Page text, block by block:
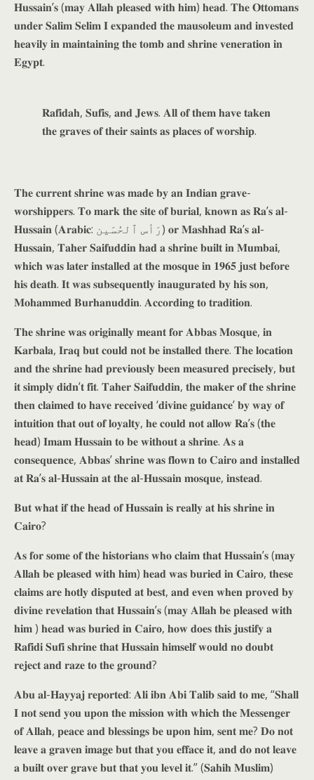
𝐇𝐮𝐬𝐬𝐚𝐢𝐧’𝐬 (𝐦𝐚𝐲 𝐀𝐥𝐥𝐚𝐡 𝐩𝐥𝐞𝐚𝐬𝐞𝐝 𝐰𝐢𝐭𝐡 𝐡𝐢𝐦) 𝐡𝐞𝐚𝐝. 𝐓𝐡𝐞 𝐎𝐭𝐭𝐨𝐦𝐚𝐧𝐬
𝐮𝐧𝐝𝐞𝐫 𝐒𝐚𝐥𝐢𝐦 𝐒𝐞𝐥𝐢𝐦 𝐈 𝐞𝐱𝐩𝐚𝐧𝐝𝐞𝐝 𝐭𝐡𝐞 𝐦𝐚𝐮𝐬𝐨𝐥𝐞𝐮𝐦 𝐚𝐧𝐝 𝐢𝐧𝐯𝐞𝐬𝐭𝐞𝐝
𝐡𝐞𝐚𝐯𝐢𝐥𝐲 𝐢𝐧 𝐦𝐚𝐢𝐧𝐭𝐚𝐢𝐧𝐢𝐧𝐠 𝐭𝐡𝐞 𝐭𝐨𝐦𝐛 𝐚𝐧𝐝 𝐬𝐡𝐫𝐢𝐧𝐞 𝐯𝐞𝐧𝐞𝐫𝐚𝐭𝐢𝐨𝐧 𝐢𝐧
𝐄𝐠𝐲𝐩𝐭.
𝐑𝐚𝐟𝐢𝐝𝐚𝐡, 𝐒𝐮𝐟𝐢𝐬, 𝐚𝐧𝐝 𝐉𝐞𝐰𝐬. 𝐀𝐥𝐥 𝐨𝐟 𝐭𝐡𝐞𝐦 𝐡𝐚𝐯𝐞 𝐭𝐚𝐤𝐞𝐧
𝐭𝐡𝐞 𝐠𝐫𝐚𝐯𝐞𝐬 𝐨𝐟 𝐭𝐡𝐞𝐢𝐫 𝐬𝐚𝐢𝐧𝐭𝐬 𝐚𝐬 𝐩𝐥𝐚𝐜𝐞𝐬 𝐨𝐟 𝐰𝐨𝐫𝐬𝐡𝐢𝐩.
𝐓𝐡𝐞 𝐜𝐮𝐫𝐫𝐞𝐧𝐭 𝐬𝐡𝐫𝐢𝐧𝐞 𝐰𝐚𝐬 𝐦𝐚𝐝𝐞 𝐛𝐲 𝐚𝐧 𝐈𝐧𝐝𝐢𝐚𝐧 𝐠𝐫𝐚𝐯𝐞-
𝐰𝐨𝐫𝐬𝐡𝐢𝐩𝐩𝐞𝐫𝐬. 𝐓𝐨 𝐦𝐚𝐫𝐤 𝐭𝐡𝐞 𝐬𝐢𝐭𝐞 𝐨𝐟 𝐛𝐮𝐫𝐢𝐚𝐥, 𝐤𝐧𝐨𝐰𝐧 𝐚𝐬 𝐑𝐚’𝐬 𝐚𝐥-
𝐇𝐮𝐬𝐬𝐚𝐢𝐧 (𝐀𝐫𝐚𝐛𝐢𝐜: رَأس ٱلحُسَين‎) 𝐨𝐫 𝐌𝐚𝐬𝐡𝐡𝐚𝐝 𝐑𝐚’𝐬 𝐚𝐥-
𝐇𝐮𝐬𝐬𝐚𝐢𝐧, 𝐓𝐚𝐡𝐞𝐫 𝐒𝐚𝐢𝐟𝐮𝐝𝐝𝐢𝐧 𝐡𝐚𝐝 𝐚 𝐬𝐡𝐫𝐢𝐧𝐞 𝐛𝐮𝐢𝐥𝐭 𝐢𝐧 𝐌𝐮𝐦𝐛𝐚𝐢,
𝐰𝐡𝐢𝐜𝐡 𝐰𝐚𝐬 𝐥𝐚𝐭𝐞𝐫 𝐢𝐧𝐬𝐭𝐚𝐥𝐥𝐞𝐝 𝐚𝐭 𝐭𝐡𝐞 𝐦𝐨𝐬𝐪𝐮𝐞 𝐢𝐧 𝟏𝟗𝟔𝟓 𝐣𝐮𝐬𝐭 𝐛𝐞𝐟𝐨𝐫𝐞
𝐡𝐢𝐬 𝐝𝐞𝐚𝐭𝐡. 𝐈𝐭 𝐰𝐚𝐬 𝐬𝐮𝐛𝐬𝐞𝐪𝐮𝐞𝐧𝐭𝐥𝐲 𝐢𝐧𝐚𝐮𝐠𝐮𝐫𝐚𝐭𝐞𝐝 𝐛𝐲 𝐡𝐢𝐬 𝐬𝐨𝐧,
𝐌𝐨𝐡𝐚𝐦𝐦𝐞𝐝 𝐁𝐮𝐫𝐡𝐚𝐧𝐮𝐝𝐝𝐢𝐧. 𝐀𝐜𝐜𝐨𝐫𝐝𝐢𝐧𝐠 𝐭𝐨 𝐭𝐫𝐚𝐝𝐢𝐭𝐢𝐨𝐧.
𝐓𝐡𝐞 𝐬𝐡𝐫𝐢𝐧𝐞 𝐰𝐚𝐬 𝐨𝐫𝐢𝐠𝐢𝐧𝐚𝐥𝐥𝐲 𝐦𝐞𝐚𝐧𝐭 𝐟𝐨𝐫 𝐀𝐛𝐛𝐚𝐬 𝐌𝐨𝐬𝐪𝐮𝐞, 𝐢𝐧
𝐊𝐚𝐫𝐛𝐚𝐥𝐚, 𝐈𝐫𝐚𝐪 𝐛𝐮𝐭 𝐜𝐨𝐮𝐥𝐝 𝐧𝐨𝐭 𝐛𝐞 𝐢𝐧𝐬𝐭𝐚𝐥𝐥𝐞𝐝 𝐭𝐡𝐞𝐫𝐞. 𝐓𝐡𝐞 𝐥𝐨𝐜𝐚𝐭𝐢𝐨𝐧
𝐚𝐧𝐝 𝐭𝐡𝐞 𝐬𝐡𝐫𝐢𝐧𝐞 𝐡𝐚𝐝 𝐩𝐫𝐞𝐯𝐢𝐨𝐮𝐬𝐥𝐲 𝐛𝐞𝐞𝐧 𝐦𝐞𝐚𝐬𝐮𝐫𝐞𝐝 𝐩𝐫𝐞𝐜𝐢𝐬𝐞𝐥𝐲, 𝐛𝐮𝐭
𝐢𝐭 𝐬𝐢𝐦𝐩𝐥𝐲 𝐝𝐢𝐝𝐧’𝐭 𝐟𝐢𝐭. 𝐓𝐚𝐡𝐞𝐫 𝐒𝐚𝐢𝐟𝐮𝐝𝐝𝐢𝐧, 𝐭𝐡𝐞 𝐦𝐚𝐤𝐞𝐫 𝐨𝐟 𝐭𝐡𝐞 𝐬𝐡𝐫𝐢𝐧𝐞
𝐭𝐡𝐞𝐧 𝐜𝐥𝐚𝐢𝐦𝐞𝐝 𝐭𝐨 𝐡𝐚𝐯𝐞 𝐫𝐞𝐜𝐞𝐢𝐯𝐞𝐝 ‘𝐝𝐢𝐯𝐢𝐧𝐞 𝐠𝐮𝐢𝐝𝐚𝐧𝐜𝐞’ 𝐛𝐲 𝐰𝐚𝐲 𝐨𝐟
𝐢𝐧𝐭𝐮𝐢𝐭𝐢𝐨𝐧 𝐭𝐡𝐚𝐭 𝐨𝐮𝐭 𝐨𝐟 𝐥𝐨𝐲𝐚𝐥𝐭𝐲, 𝐡𝐞 𝐜𝐨𝐮𝐥𝐝 𝐧𝐨𝐭 𝐚𝐥𝐥𝐨𝐰 𝐑𝐚’𝐬 (𝐭𝐡𝐞
𝐡𝐞𝐚𝐝) 𝐈𝐦𝐚𝐦 𝐇𝐮𝐬𝐬𝐚𝐢𝐧 𝐭𝐨 𝐛𝐞 𝐰𝐢𝐭𝐡𝐨𝐮𝐭 𝐚 𝐬𝐡𝐫𝐢𝐧𝐞. 𝐀𝐬 𝐚
𝐜𝐨𝐧𝐬𝐞𝐪𝐮𝐞𝐧𝐜𝐞, 𝐀𝐛𝐛𝐚𝐬’ 𝐬𝐡𝐫𝐢𝐧𝐞 𝐰𝐚𝐬 𝐟𝐥𝐨𝐰𝐧 𝐭𝐨 𝐂𝐚𝐢𝐫𝐨 𝐚𝐧𝐝 𝐢𝐧𝐬𝐭𝐚𝐥𝐥𝐞𝐝
𝐚𝐭 𝐑𝐚’𝐬 𝐚𝐥-𝐇𝐮𝐬𝐬𝐚𝐢𝐧 𝐚𝐭 𝐭𝐡𝐞 𝐚𝐥-𝐇𝐮𝐬𝐬𝐚𝐢𝐧 𝐦𝐨𝐬𝐪𝐮𝐞, 𝐢𝐧𝐬𝐭𝐞𝐚𝐝.
𝐁𝐮𝐭 𝐰𝐡𝐚𝐭 𝐢𝐟 𝐭𝐡𝐞 𝐡𝐞𝐚𝐝 𝐨𝐟 𝐇𝐮𝐬𝐬𝐚𝐢𝐧 𝐢𝐬 𝐫𝐞𝐚𝐥𝐥𝐲 𝐚𝐭 𝐡𝐢𝐬 𝐬𝐡𝐫𝐢𝐧𝐞 𝐢𝐧
𝐂𝐚𝐢𝐫𝐨?
𝐀𝐬 𝐟𝐨𝐫 𝐬𝐨𝐦𝐞 𝐨𝐟 𝐭𝐡𝐞 𝐡𝐢𝐬𝐭𝐨𝐫𝐢𝐚𝐧𝐬 𝐰𝐡𝐨 𝐜𝐥𝐚𝐢𝐦 𝐭𝐡𝐚𝐭 𝐇𝐮𝐬𝐬𝐚𝐢𝐧’𝐬 (𝐦𝐚𝐲
𝐀𝐥𝐥𝐚𝐡 𝐛𝐞 𝐩𝐥𝐞𝐚𝐬𝐞𝐝 𝐰𝐢𝐭𝐡 𝐡𝐢𝐦) 𝐡𝐞𝐚𝐝 𝐰𝐚𝐬 𝐛𝐮𝐫𝐢𝐞𝐝 𝐢𝐧 𝐂𝐚𝐢𝐫𝐨, 𝐭𝐡𝐞𝐬𝐞
𝐜𝐥𝐚𝐢𝐦𝐬 𝐚𝐫𝐞 𝐡𝐨𝐭𝐥𝐲 𝐝𝐢𝐬𝐩𝐮𝐭𝐞𝐝 𝐚𝐭 𝐛𝐞𝐬𝐭, 𝐚𝐧𝐝 𝐞𝐯𝐞𝐧 𝐰𝐡𝐞𝐧 𝐩𝐫𝐨𝐯𝐞𝐝 𝐛𝐲
𝐝𝐢𝐯𝐢𝐧𝐞 𝐫𝐞𝐯𝐞𝐥𝐚𝐭𝐢𝐨𝐧 𝐭𝐡𝐚𝐭 𝐇𝐮𝐬𝐬𝐚𝐢𝐧’𝐬 (𝐦𝐚𝐲 𝐀𝐥𝐥𝐚𝐡 𝐛𝐞 𝐩𝐥𝐞𝐚𝐬𝐞𝐝 𝐰𝐢𝐭𝐡
𝐡𝐢𝐦 ) 𝐡𝐞𝐚𝐝 𝐰𝐚𝐬 𝐛𝐮𝐫𝐢𝐞𝐝 𝐢𝐧 𝐂𝐚𝐢𝐫𝐨, 𝐡𝐨𝐰 𝐝𝐨𝐞𝐬 𝐭𝐡𝐢𝐬 𝐣𝐮𝐬𝐭𝐢𝐟𝐲 𝐚
𝐑𝐚𝐟𝐢𝐝𝐢 𝐒𝐮𝐟𝐢 𝐬𝐡𝐫𝐢𝐧𝐞 𝐭𝐡𝐚𝐭 𝐇𝐮𝐬𝐬𝐚𝐢𝐧 𝐡𝐢𝐦𝐬𝐞𝐥𝐟 𝐰𝐨𝐮𝐥𝐝 𝐧𝐨 𝐝𝐨𝐮𝐛𝐭
𝐫𝐞𝐣𝐞𝐜𝐭 𝐚𝐧𝐝 𝐫𝐚𝐳𝐞 𝐭𝐨 𝐭𝐡𝐞 𝐠𝐫𝐨𝐮𝐧𝐝?
𝐀𝐛𝐮 𝐚𝐥-𝐇𝐚𝐲𝐲𝐚𝐣 𝐫𝐞𝐩𝐨𝐫𝐭𝐞𝐝: 𝐀𝐥𝐢 𝐢𝐛𝐧 𝐀𝐛𝐢 𝐓𝐚𝐥𝐢𝐛 𝐬𝐚𝐢𝐝 𝐭𝐨 𝐦𝐞, “𝐒𝐡𝐚𝐥𝐥
𝐈 𝐧𝐨𝐭 𝐬𝐞𝐧𝐝 𝐲𝐨𝐮 𝐮𝐩𝐨𝐧 𝐭𝐡𝐞 𝐦𝐢𝐬𝐬𝐢𝐨𝐧 𝐰𝐢𝐭𝐡 𝐰𝐡𝐢𝐜𝐡 𝐭𝐡𝐞 𝐌𝐞𝐬𝐬𝐞𝐧𝐠𝐞𝐫
𝐨𝐟 𝐀𝐥𝐥𝐚𝐡, 𝐩𝐞𝐚𝐜𝐞 𝐚𝐧𝐝 𝐛𝐥𝐞𝐬𝐬𝐢𝐧𝐠𝐬 𝐛𝐞 𝐮𝐩𝐨𝐧 𝐡𝐢𝐦, 𝐬𝐞𝐧𝐭 𝐦𝐞? 𝐃𝐨 𝐧𝐨𝐭
𝐥𝐞𝐚𝐯𝐞 𝐚 𝐠𝐫𝐚𝐯𝐞𝐧 𝐢𝐦𝐚𝐠𝐞 𝐛𝐮𝐭 𝐭𝐡𝐚𝐭 𝐲𝐨𝐮 𝐞𝐟𝐟𝐚𝐜𝐞 𝐢𝐭, 𝐚𝐧𝐝 𝐝𝐨 𝐧𝐨𝐭 𝐥𝐞𝐚𝐯𝐞
𝐚 𝐛𝐮𝐢𝐥𝐭 𝐨𝐯𝐞𝐫 𝐠𝐫𝐚𝐯𝐞 𝐛𝐮𝐭 𝐭𝐡𝐚𝐭 𝐲𝐨𝐮 𝐥𝐞𝐯𝐞𝐥 𝐢𝐭.” (𝐒𝐚𝐡𝐢𝐡 𝐌𝐮𝐬𝐥𝐢𝐦)